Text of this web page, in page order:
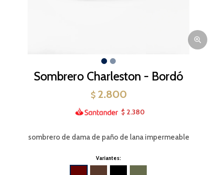
Sombrero Charleston - Bordó
$ 2.800
$ 2.380
sombrero de dama de paño de lana impermeable
Variantes: